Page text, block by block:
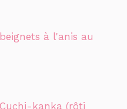
à l'anis au
kanka (rôti